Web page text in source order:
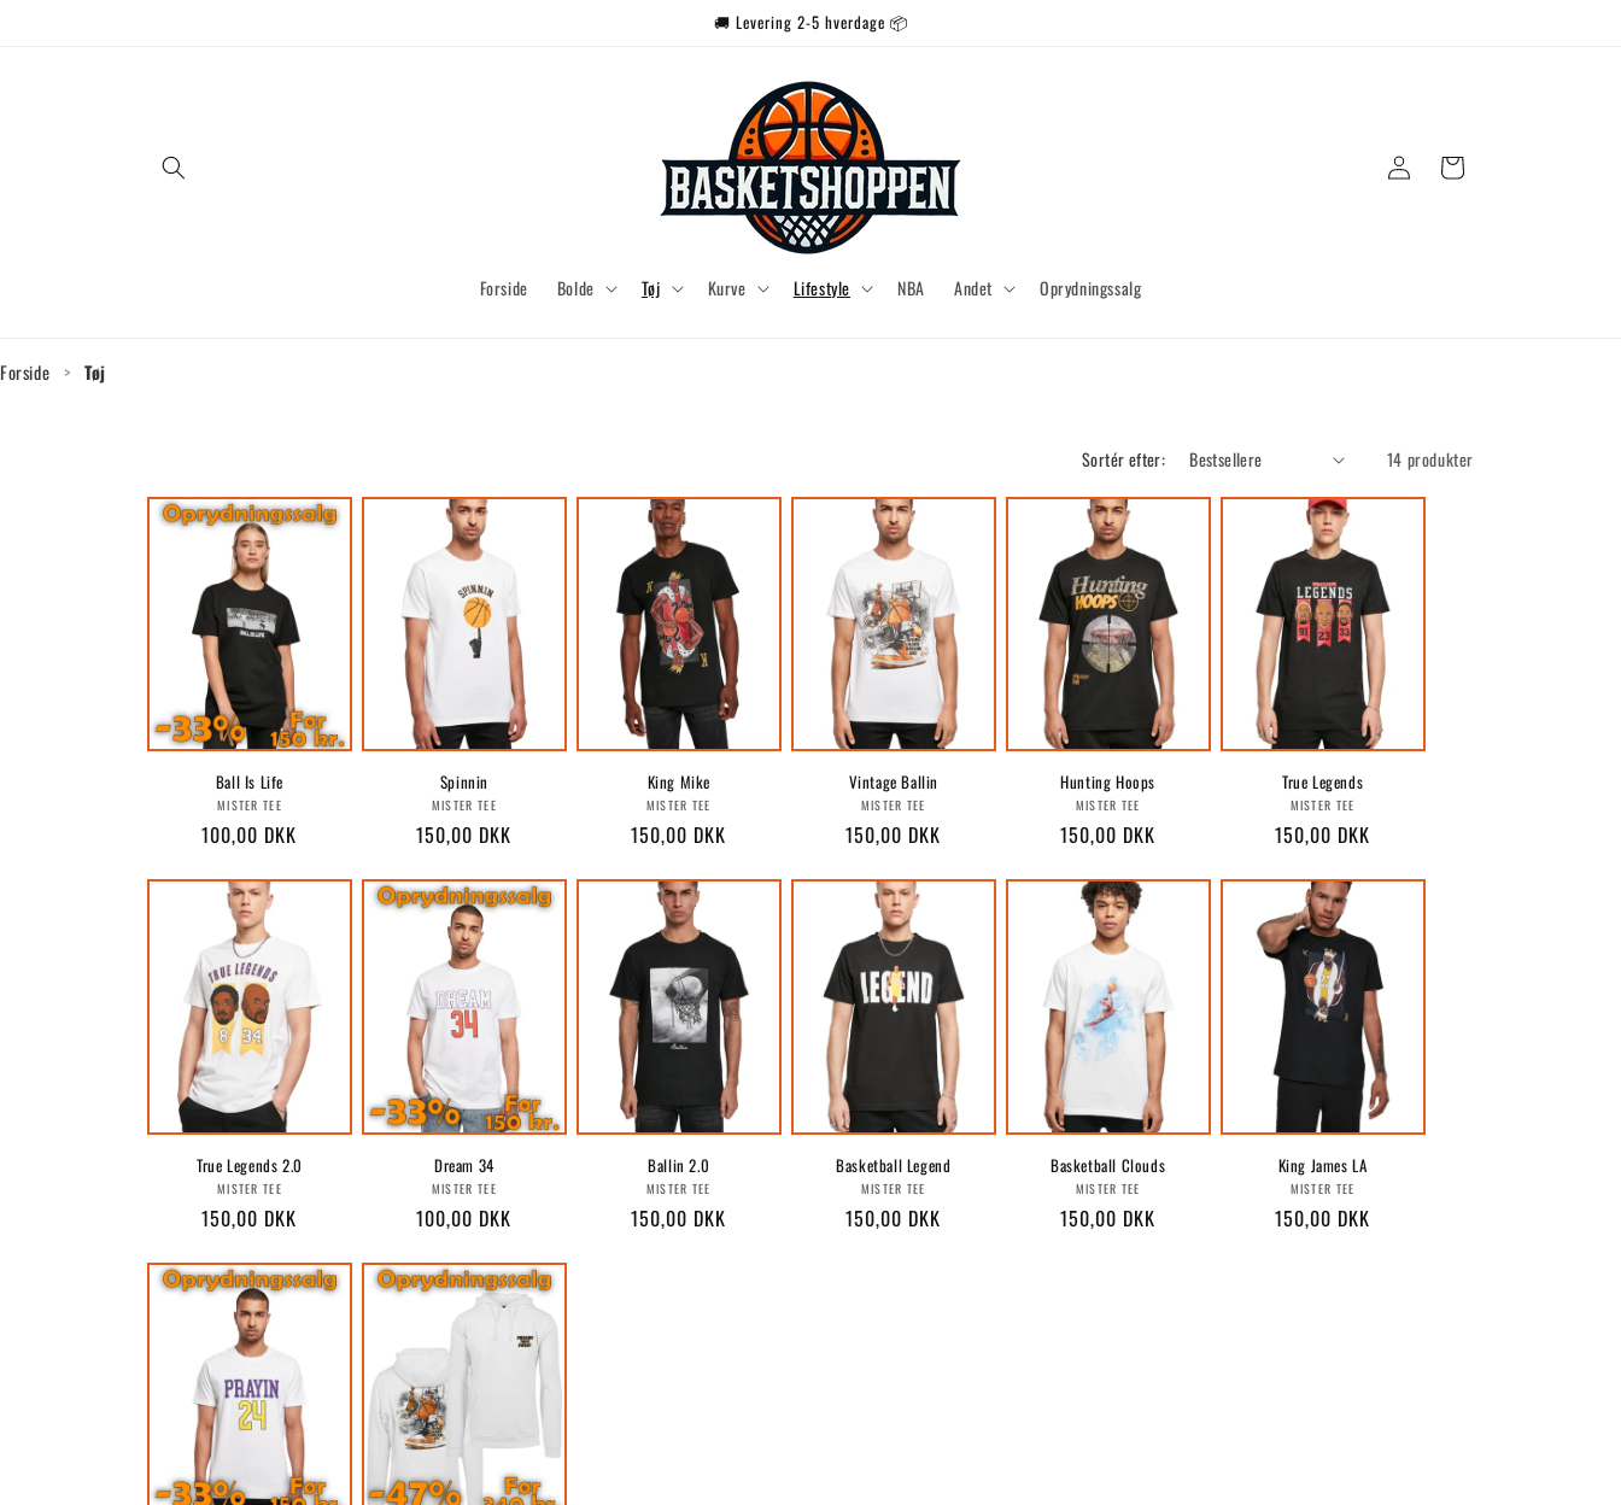
🚚 Levering 2-5 hverdage 📦
Forside Bolde Tøj Kurve Lifestyle NBA Andet Oprydningssalg
Log
ind
Indkøbskurv
Forside > Tøj
Sortér efter: 14 produkter
Ball Is Life
Forhandler:
MISTER TEE
Normalpris
100,00 DKK
Spinnin
Forhandler:
MISTER TEE
Normalpris
150,00 DKK
King Mike
Forhandler:
MISTER TEE
Normalpris
150,00 DKK
Vintage Ballin
Forhandler:
MISTER TEE
Normalpris
150,00 DKK
Hunting Hoops
Forhandler:
MISTER TEE
Normalpris
150,00 DKK
True Legends
Forhandler:
MISTER TEE
Normalpris
150,00 DKK
True Legends 2.0
Forhandler:
MISTER TEE
Normalpris
150,00 DKK
Dream 34
Forhandler:
MISTER TEE
Normalpris
100,00 DKK
Ballin 2.0
Forhandler:
MISTER TEE
Normalpris
150,00 DKK
Basketball Legend
Forhandler:
MISTER TEE
Normalpris
150,00 DKK
Basketball Clouds
Forhandler:
MISTER TEE
Normalpris
150,00 DKK
King James LA
Forhandler:
MISTER TEE
Normalpris
150,00 DKK